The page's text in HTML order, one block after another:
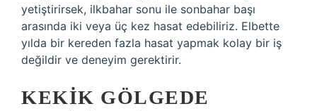
yetiştirirsek, ilkbahar sonu ile sonbahar başı
arasında iki veya üç kez hasat edebiliriz. Elbette
yılda bir kereden fazla hasat yapmak kolay bir iş
değildir ve deneyim gerektirir.
KEKIK GÖLGEDE